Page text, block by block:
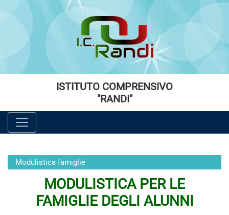
Vai al menù principale
Vai al menù secondario
ISTITUTO COMPRENSIVO
"RANDI"
Modulistica famiglie
MODULISTICA PER LE
FAMIGLIE DEGLI ALUNNI